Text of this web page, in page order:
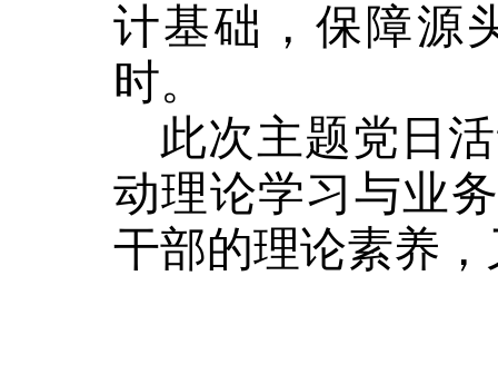
计基础，保障源
时。
此次主题党日
动理论学习与业
干部的理论素养